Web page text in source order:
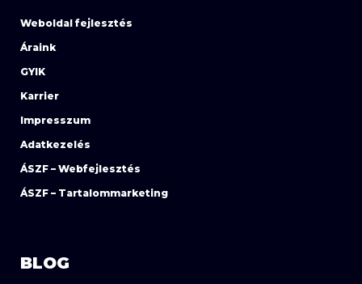
Weboldal fejlesztés
Áraink
GYIK
Karrier
Impresszum
Adatkezelés
ÁSZF – Webfejlesztés
ÁSZF – Tartalommarketing
BLOG